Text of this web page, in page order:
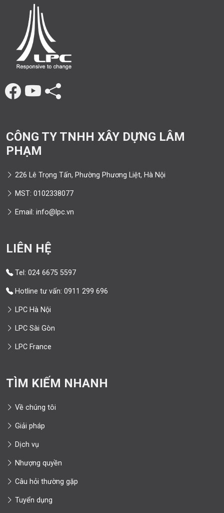
CÔNG TY TNHH XÂY DỰNG LÂM
PHẠM
226 Lê Trọng Tấn, Phường Phương Liệt, Hà Nội
MST: 0102338077
Email: info@lpc.vn
LIÊN HỆ
Tel: 024 6675 5597
Hotline tư vấn: 0911 299 696
LPC Hà Nội
LPC Sài Gòn
LPC France
TÌM KIẾM NHANH
Về chúng tôi
Giải pháp
Dịch vụ
Nhượng quyền
Câu hỏi thường gặp
Tuyển dụng